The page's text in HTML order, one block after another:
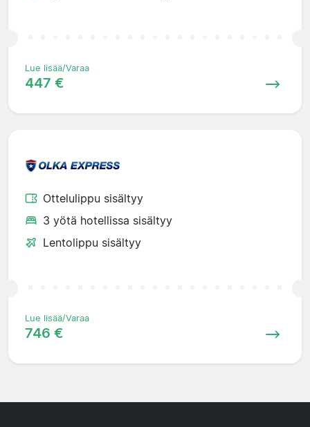
Lue lisää/Varaa
447 €
Ottelulippu sisältyy
3 yötä hotellissa sisältyy
Lentolippu sisältyy
Lue lisää/Varaa
746 €